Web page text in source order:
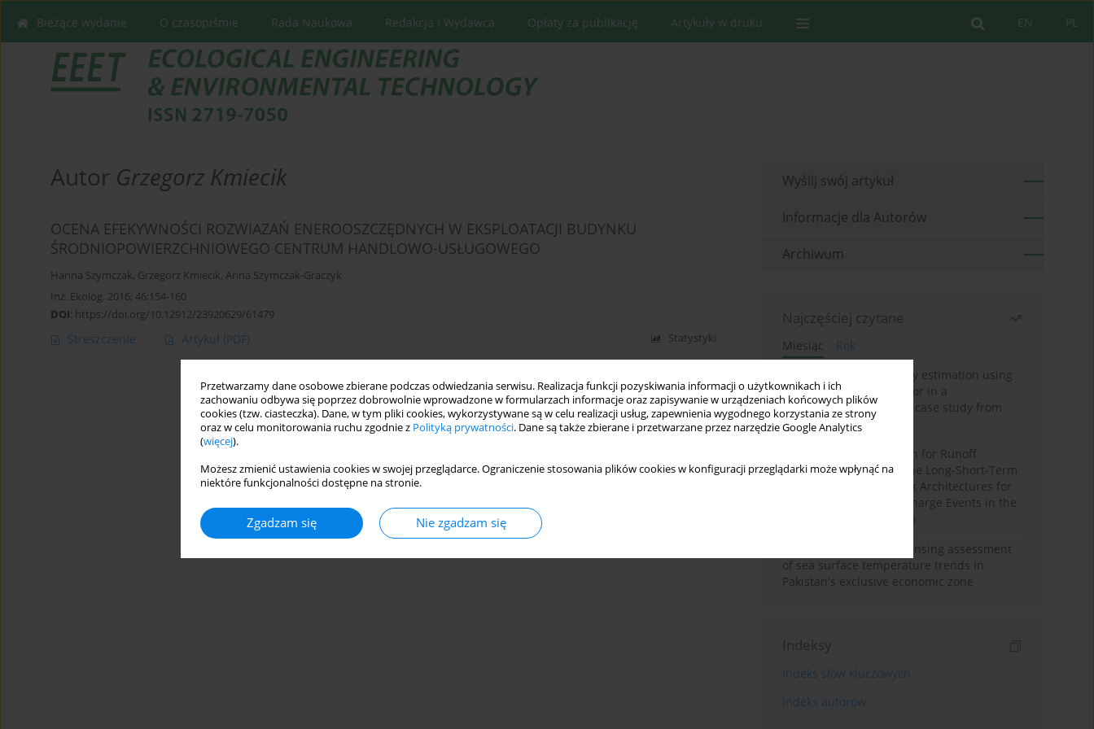
Przetwarzamy dane osobowe zbierane podczas odwiedzania serwisu. Realizacja funkcji pozyskiwania informacji o użytkownikach i ich
zachowaniu odbywa się poprzez dobrowolnie wprowadzone w formularzach informacje oraz zapisywanie w urządzeniach końcowych plików
cookies (tzw. ciasteczka). Dane, w tym pliki cookies, wykorzystywane są w celu realizacji usług, zapewnienia wygodnego korzystania ze strony
oraz w celu monitorowania ruchu zgodnie z Polityką prywatności. Dane są także zbierane i przetwarzane przez narzędzie Google Analytics
(więcej).
Możesz zmienić ustawienia cookies w swojej przeglądarce. Ograniczenie stosowania plików cookies w konfiguracji przeglądarki może wpłynąć na
niektóre funkcjonalności dostępne na stronie.
Zgadzam się Nie zgadzam się
PL
EN
Bieżące wydanie O czasopiśmie Rada Naukowa Redakcja i Wydawca Opłaty za publikację Artykuły w druku
Autor Grzegorz Kmiecik
OCENA EFEKYWNOŚCI ROZWIAZAŃ ENEROOSZCZĘDNYCH W EKSPLOATACJI BUDYNKU
ŚRODNIOPOWIERZCHNIOWEGO CENTRUM HANDLOWO-USŁUGOWEGO
Hanna Szymczak, Grzegorz Kmiecik, Anna Szymczak-Graczyk
Inż. Ekolog. 2016; 46:154-160
DOI: https://doi.org/10.12912/23920629/61479
Streszczenie Artykuł (PDF) Statystyki
Wyślij swój artykuł
Informacje dla Autorów
Archiwum
Najczęściej czytane
Miesiąc
Rok
Improving soil erodibility estimation using
a plasticity-based K factor in a
Mediterranean basin: A case study from
northern Morocco
Deep Learning Approach for Runoff
Prediction: Evaluating the Long-Short-Term
Memory Neural Network Architectures for
Capturing Extreme Discharge Events in the
Ouergha Basin, Morocco
A two-decade remote sensing assessment
of sea surface temperature trends in
Pakistan's exclusive economic zone
Indeksy
Indeks słów kluczowych
Indeks autorów